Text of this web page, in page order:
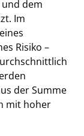
dem
Im
Risiko –
der Summe
mit hoher